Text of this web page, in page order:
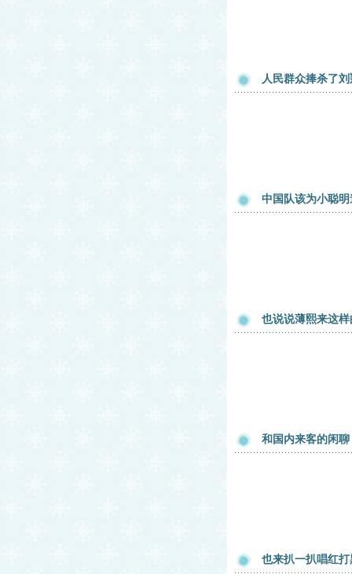
人民群众捧杀了刘
中国队该为小聪
也说说薄熙来这
和国内来客的闲聊
也来扒一扒唱红